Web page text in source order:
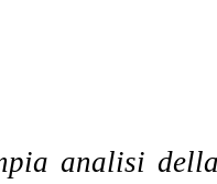
analisi